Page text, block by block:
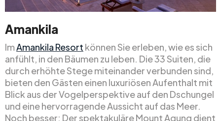
Amankila
ImAmankila Resort können Sie erleben, wie es sich
anfühlt, in den Bäumen zu leben. Die 33 Suiten, die
durch erhöhte Stege miteinander verbunden sind,
bieten den Gästen einen luxuriösen Aufenthalt mit
Blick aus der Vogelperspektive auf den Dschungel
und eine hervorragende Aussicht auf das Meer.
Noch besser: Der spektakuläre Mount Agung dient